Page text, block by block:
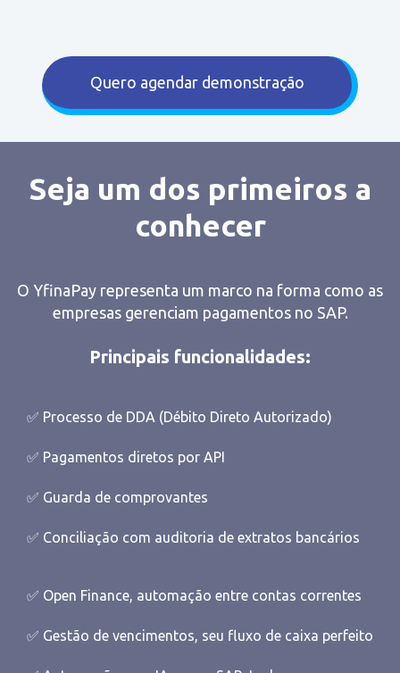
Quero agendar demonstração
Seja um dos primeiros a
conhecer
O YfinaPay representa um marco na forma como as
empresas gerenciam pagamentos no SAP.
Principais funcionalidades:
✅ Processo de DDA (Débito Direto Autorizado)
✅ Pagamentos diretos por API
✅ Guarda de comprovantes
✅ Conciliação com auditoria de extratos bancários
✅ Open Finance, automação entre contas correntes
✅ Gestão de vencimentos, seu fluxo de caixa perfeito